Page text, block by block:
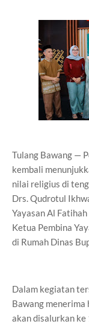
Tulang Bawang —
kembali
nilai religius di
Drs. Qudrotul
Yayasan Al
Ketua Pembina
di Rumah Dinas
Dalam kegiatan
Bawang menerima
akan disalurkan ke